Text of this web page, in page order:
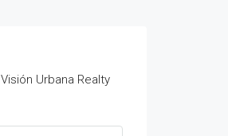
Visión Urbana Realty